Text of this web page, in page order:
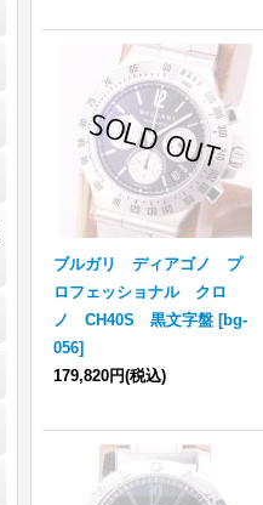
ブルガリ ディアゴノ プ
ロフェッショナル クロ
ノ CH40S 黒文字盤 [bg-
056]
179,820円(税込)